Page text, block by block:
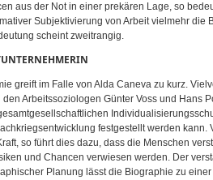
aus der Not in einer prekären Lage, so
Subjektivierung von Arbeit vielmehr die
scheint zweitrangig.
greift im Falle von Alda Caneva zu kurz.
Arbeitssoziologen Günter Voss und Hans
festgestellt werden
so führt dies dazu, dass die Menschen
und Chancen verwiesen werden. Der
Planung lässt die Biographie zu